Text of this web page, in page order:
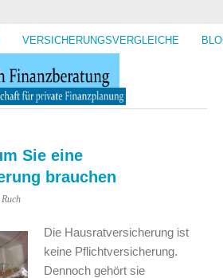
VERSICHERUNGSVERGLEICHE
Sie eine
brauchen
Die Hausratversicherung ist
keine Pflichtversicherung.
Dennoch gehört sie